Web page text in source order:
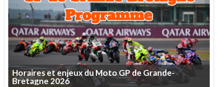
HorairesetenjeuxduMotoGPdeGrande-
Bretagne 2026